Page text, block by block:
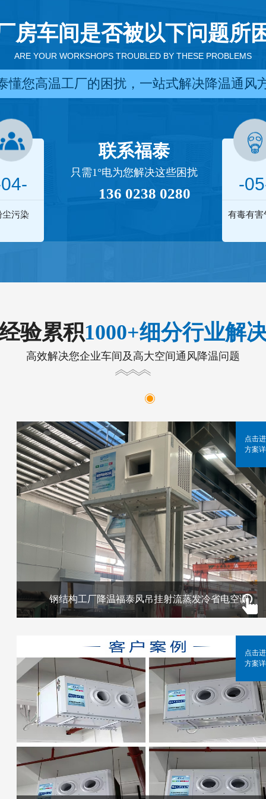
房车间是否被以下问题所
ARE YOUR WORKSHOPS TROUBLED BY THESE PROBLEMS
懂您高温工厂的困扰，一站式解决降温通风
尘污染
联系福泰
只需1°电为您解决这些困扰
136 0238 0280 -
有毒有害
验累积1000+细分行业解
高效解决您企业车间及高大空间通风降温问题
钢结构工厂降温福泰风吊挂射流蒸发冷省电空调
点击
方案
点击
方案